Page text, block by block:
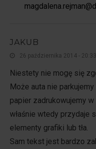
JAKUB
26 października 2014 - 20:33
Niestety nie mogę się
Może auta nie
papier zadrukowujemy
właśnie wtedy przydaje
elementy grafiki lub tła.
Sam tekst jest bardzo